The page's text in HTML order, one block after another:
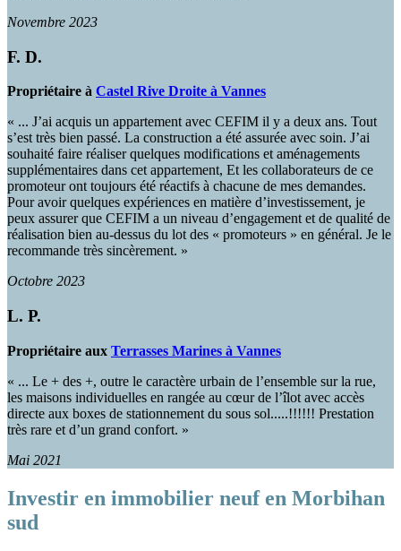
Novembre 2023
F. D.
Propriétaire à Castel Rive Droite à Vannes
« ... J’ai acquis un appartement avec CEFIM il y a deux ans. Tout
s’est très bien passé. La construction a été assurée avec soin. J’ai
souhaité faire réaliser quelques modifications et aménagements
supplémentaires dans cet appartement, Et les collaborateurs de ce
promoteur ont toujours été réactifs à chacune de mes demandes.
Pour avoir quelques expériences en matière d’investissement, je
peux assurer que CEFIM a un niveau d’engagement et de qualité de
réalisation bien au-dessus du lot des « promoteurs » en général. Je le
recommande très sincèrement. »
Octobre 2023
L. P.
Propriétaire aux Terrasses Marines à Vannes
« ... Le + des +, outre le caractère urbain de l’ensemble sur la rue,
les maisons individuelles en rangée au cœur de l’îlot avec accès
directe aux boxes de stationnement du sous sol.....!!!!!! Prestation
très rare et d’un grand confort. »
Mai 2021
Investir en immobilier neuf en Morbihan
sud